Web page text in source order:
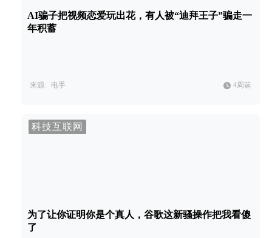
AI骗子把视频恋爱玩出花，有人被“迪拜王子”骗走一
年积蓄
来源: 电手 4周前
科技互联网
为了让你证明你是个真人，谷歌这新骚操作把我看傻
了